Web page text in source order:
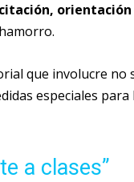
que involucre no
especiales para
a clases”